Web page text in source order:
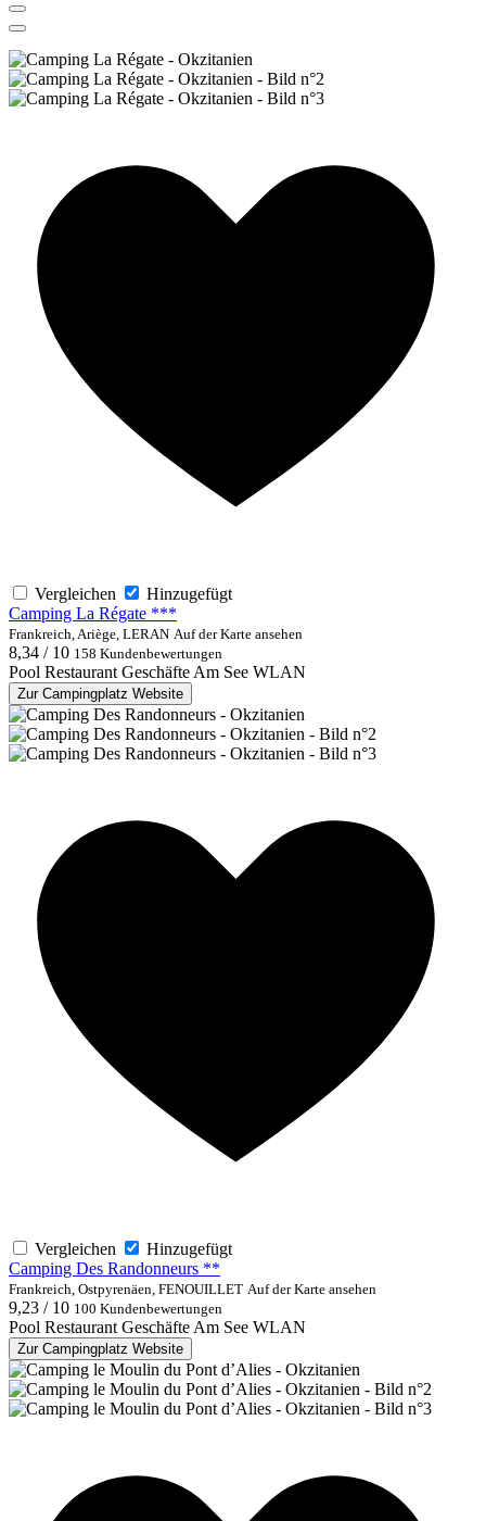
Vergleichen
Hinzugefügt
Camping La Régate ***
Frankreich, Ariège, LERAN Auf der Karte ansehen
8,34 / 10 158 Kundenbewertungen
Pool Restaurant GeschäfteAm See WLAN
Zur Campingplatz Website
Vergleichen
Hinzugefügt
Camping Des Randonneurs **
Frankreich, Ostpyrenäen, FENOUILLET Auf der Karte ansehen
9,23 / 10 100 Kundenbewertungen
Pool Restaurant GeschäfteAm See WLAN
Zur Campingplatz Website